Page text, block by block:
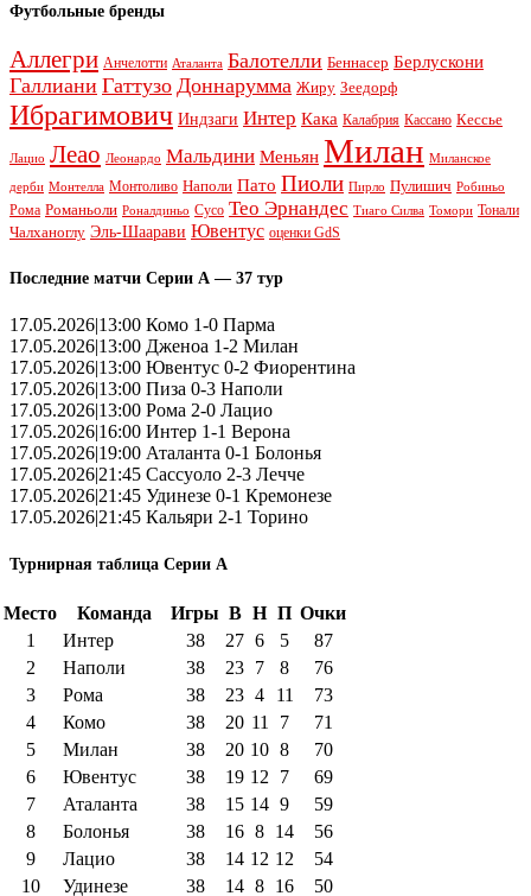
Футбольные бренды
Аллегри Анчелотти Аталанта Балотелли Беннасер Берлускони
Галлиани Гаттузо Доннарумма Жиру Зеедорф
Ибрагимович Индзаги Интер Кака Калабрия Кассано Кессье
Лацио Леао Леонардо Мальдини Меньян Милан Миланское
дерби Монтелла Монтоливо Наполи Пато Пиоли Пирло Пулишич Робиньо
Рома Романьоли Роналдиньо Сусо Тео Эрнандес Тиаго Силва Томори Тонали
Чалханоглу Эль-Шаарави Ювентус оценки GdS
Последние матчи Серии А — 37 тур
17.05.2026|13:00 Комо 1-0 Парма
17.05.2026|13:00 Дженоа 1-2 Милан
17.05.2026|13:00 Ювентус 0-2 Фиорентина
17.05.2026|13:00 Пиза 0-3 Наполи
17.05.2026|13:00 Рома 2-0 Лацио
17.05.2026|16:00 Интер 1-1 Верона
17.05.2026|19:00 Аталанта 0-1 Болонья
17.05.2026|21:45 Сассуоло 2-3 Лечче
17.05.2026|21:45 Удинезе 0-1 Кремонезе
17.05.2026|21:45 Кальяри 2-1 Торино
Турнирная таблица Серии А
Место Команда Игры В Н П Очки
1
Интер 38 27 6 5
87
2
Наполи 38 23 7 8
76
3
Рома 38 23 4 11
73
4
Комо 38 20 11 7
71
5
Милан 38 20 10 8
70
6
Ювентус 38 19 12 7
69
7
Аталанта 38 15 14 9
59
8
Болонья 38 16 8 14
56
9
Лацио 38 14 12 12
54
10
Удинезе 38 14 8 16
50